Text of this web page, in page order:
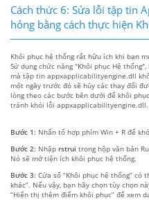
Cách thức 6: Sửa lỗi tập tin
hỏng bằng cách thực hiện
Khôi phục hệ thống rất hữu ích khi bạn
Sử dụng chức năng "Khôi phục Hệ
mà tập tin appxapplicabilityengine.dll
một ngày trước đó sẽ hủy các thay đổi
lòng theo các bước bên dưới để khôi
tránh khỏi lỗi appxapplicabilityengine.dll.
Bước 1: Nhấn tổ hợp phím Win + R để
Bước 2: Nhập rstrui trong hộp văn bản
Nó sẽ mở tiện ích khôi phục hệ thống.
Bước 3: Cửa sổ “Khôi phục hệ thống” có
khác”. Nếu vậy, bạn hãy chọn tùy chọn
“Hiển thị thêm điểm khôi phục” để xem